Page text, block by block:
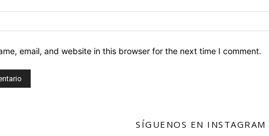
email, and website in this browser for the next time I comment.
SÍGUENOS EN INSTAGRAM